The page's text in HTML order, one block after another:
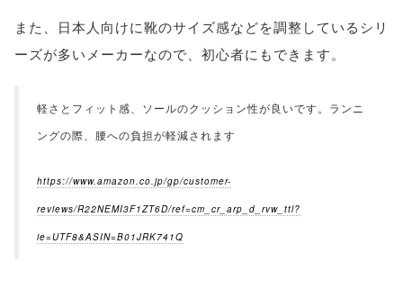
また、日本人向けに靴のサイズ感などを調整しているシリ
ーズが多いメーカーなので、初心者にもできます。
軽さとフィット感、ソールのクッション性が良いです。ランニ
ングの際、腰への負担が軽減されます
https://www.amazon.co.jp/gp/customer-
reviews/R22NEMI3F1ZT6D/ref=cm_cr_arp_d_rvw_ttl?
ie=UTF8&ASIN=B01JRK741Q